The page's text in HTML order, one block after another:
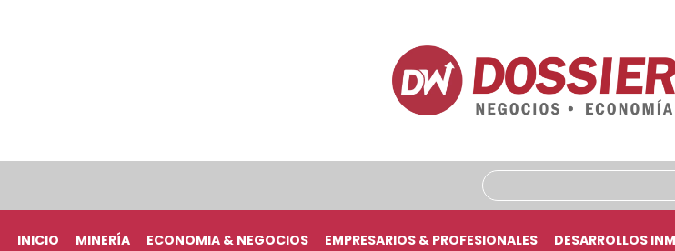
INICIO MINERÍA ECONOMIA & NEGOCIOS EMPRESARIOS & PROFESIONALES DESARROLLOS